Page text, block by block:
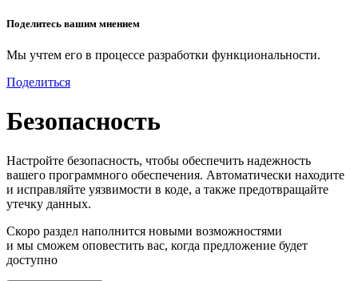
Поделитесь вашим мнением
Мы учтем его в процессе разработки функциональности.
Поделиться
Безопасность
Настройте безопасность, чтобы обеспечить надежность
вашего программного обеспечения. Автоматически находите
и исправляйте уязвимости в коде, а также предотвращайте
утечку данных.
Скоро раздел наполнится новыми возможностями
и мы сможем оповестить вас, когда предложение будет
доступно